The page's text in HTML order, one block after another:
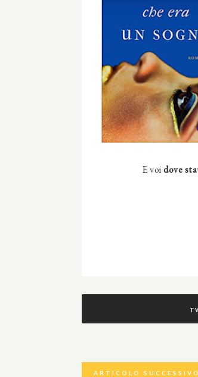
E voidove
ARTICOLO SUCCESSIVO